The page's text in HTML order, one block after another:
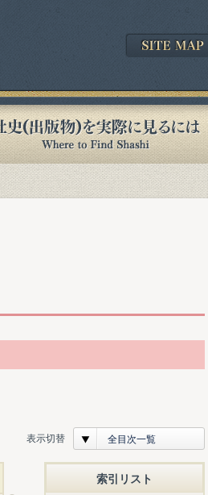
表示切替 全目次一覧
索引リスト